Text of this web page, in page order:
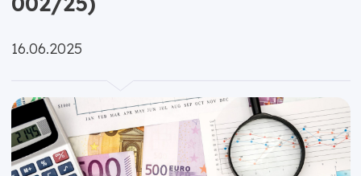
Opublikowano:
16.06.2025